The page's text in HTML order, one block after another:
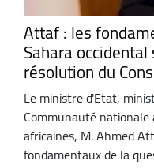
Attaf : les
Sahara
résolution du
Le ministre d'Etat,
Communauté
africaines, M. Ahmed
fondamentaux de la